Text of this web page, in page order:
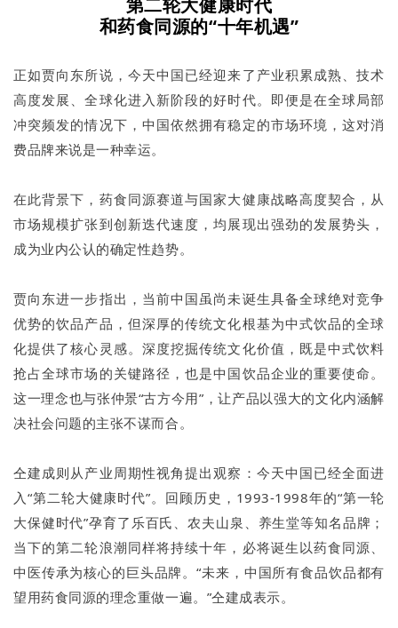
和药食同源的“十年机遇”
正如贾向东所说，今天中国已经迎来了产业积累成熟、技术
高度发展、全球化进入新阶段的好时代。即便是在全球局部
冲突频发的情况下，中国依然拥有稳定的市场环境，这对消
费品牌来说是一种幸运。
在此背景下，药食同源赛道与国家大健康战略高度契合，从
市场规模扩张到创新迭代速度，均展现出强劲的发展势头，
成为业内公认的确定性趋势。
贾向东进一步指出，当前中国虽尚未诞生具备全球绝对竞争
优势的饮品产品，但深厚的传统文化根基为中式饮品的全球
化提供了核心灵感。深度挖掘传统文化价值，既是中式饮料
抢占全球市场的关键路径，也是中国饮品企业的重要使命。
这一理念也与张仲景“古方今用”，让产品以强大的文化内涵解
决社会问题的主张不谋而合。
仝建成则从产业周期性视角提出观察：今天中国已经全面进
入“第二轮大健康时代”。回顾历史，1993-1998年的“第一轮
大保健时代”孕育了乐百氏、农夫山泉、养生堂等知名品牌；
当下的第二轮浪潮同样将持续十年，必将诞生以药食同源、
中医传承为核心的巨头品牌。“未来，中国所有食品饮品都有
望用药食同源的理念重做一遍。”仝建成表示。